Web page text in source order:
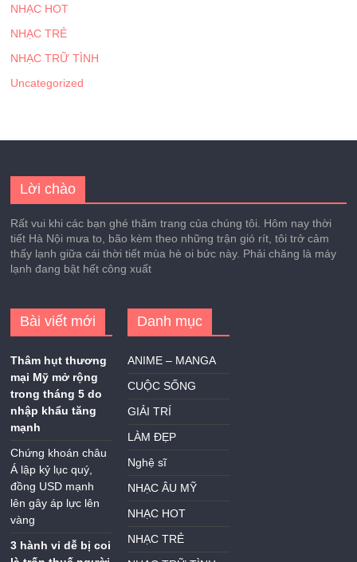
NHẠC HOT
NHẠC TRẺ
NHẠC TRỮ TÌNH
Uncategorized
Lời chào
Rất vui khi các bạn ghé thăm trang của chúng tôi. Hôm nay thời
tiết Hà Nội mưa to, bão kèm theo những trận gió rít, tôi trở cảm
thấy lạnh giữa cái thời tiết mùa hè oi bức này. Phải chăng là máy
lạnh đang bật hết công xuất
Bài viết mới
Thâm hụt thương
mại Mỹ mở rộng
trong tháng 5 do
nhập khẩu tăng
mạnh
Chứng khoán châu
Á lập kỷ lục quý,
đồng USD mạnh
lên gây áp lực lên
vàng
3 hành vi dễ bị coi
Danh mục
ANIME – MANGA
CUỘC SỐNG
GIẢI TRÍ
LÀM ĐẸP
Nghệ sĩ
NHẠC ÂU MỸ
NHẠC HOT
NHẠC TRẺ